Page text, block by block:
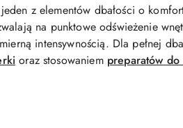
z elementów dbałości o
na punktowe odświeżenie
intensywnością. Dla pełnej
oraz stosowaniem preparatów